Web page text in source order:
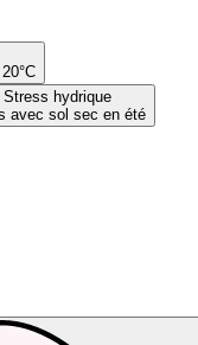
Stress hydrique
avec sol sec en été